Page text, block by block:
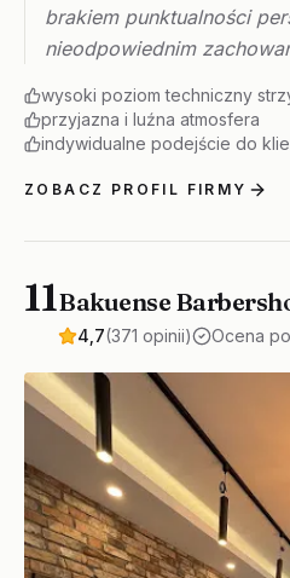
brakiem punktualności
nieodpowiednim
wysoki poziom techniczny
przyjazna i luźna atmosfera
indywidualne podejście do
ZOBACZ PROFIL FIRMY
11Bakuense
4,7(371 opinii) Ocena